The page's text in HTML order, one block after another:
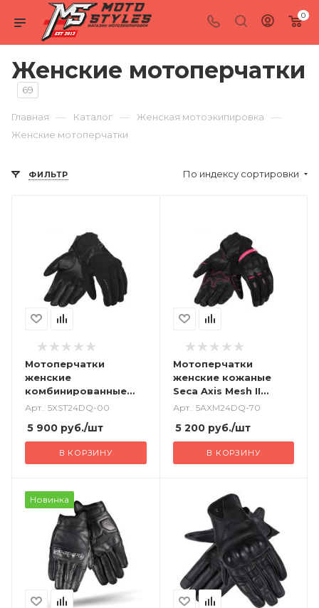
0
Женские мотоперчатки
69
Главная — Каталог — Женская мотоэкипировка —
Женские мотоперчатки
ФИЛЬТР По индексу сортировки
Мотоперчатки
женские
комбинированные
Seca X-Stretch II
Арт.: 5XST24DQ-00
5 900 руб./шт
В КОРЗИНУ
Мотоперчатки
женские кожаные
Seca Axis Mesh II
фуксия
Арт.: 5AXM24DQ-70
5 200руб./шт
В КОРЗИНУ
Новинка